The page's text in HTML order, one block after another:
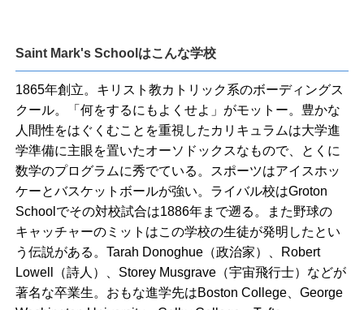
Saint Mark's Schoolはこんな学校
1865年創立。キリスト教カトリック系のボーディングス
クール。「何をするにもよくせよ」がモットー。豊かな
人間性をはぐくむことを重視したカリキュラムは大学進
学準備に主眼を置いたオーソドックスなもので、とくに
数学のプログラムに秀でている。スポーツはアイスホッ
ケーとバスケットボールが強い。ライバル校はGroton
Schoolでその対校試合は1886年まで遡る。また野球の
キャッチャーのミットはこの学校の生徒が発明したとい
う伝説がある。Tarah Donoghue（政治家）、Robert
Lowell（詩人）、Storey Musgrave（宇宙飛行士）などが
著名な卒業生。おもな進学先はBoston College、George